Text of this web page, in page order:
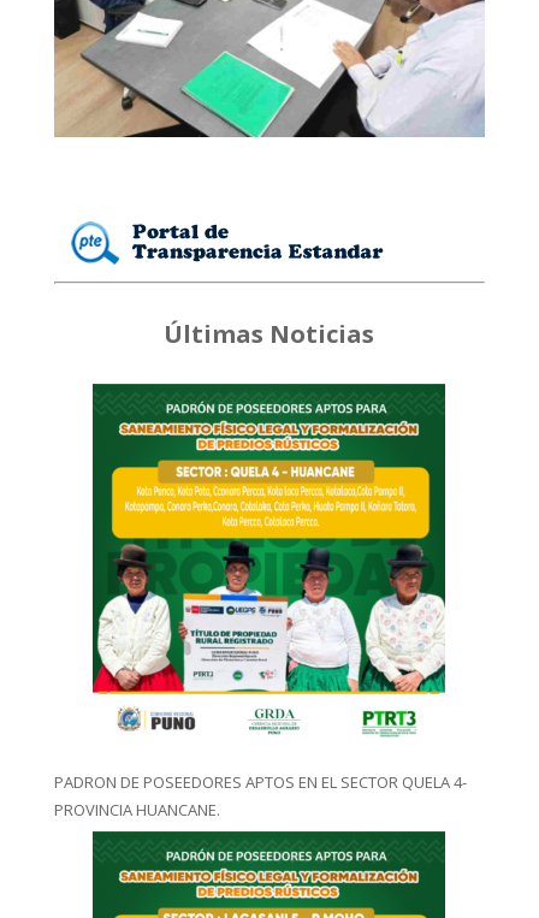
Últimas Noticias
PADRON DE POSEEDORES APTOS EN EL SECTOR QUELA 4-
PROVINCIA HUANCANE.